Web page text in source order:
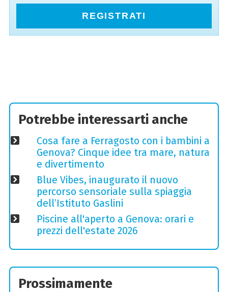
REGISTRATI
Potrebbe interessarti anche
Cosa fare a Ferragosto con i bambini a
Genova? Cinque idee tra mare, natura
e divertimento
Blue Vibes, inaugurato il nuovo
percorso sensoriale sulla spiaggia
dell’Istituto Gaslini
Piscine all'aperto a Genova: orari e
prezzi dell'estate 2026
Prossimamente